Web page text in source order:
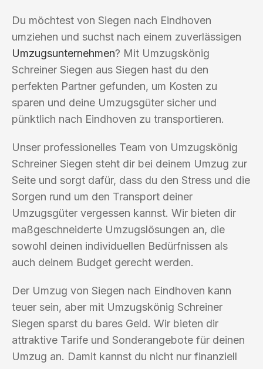
Du möchtest von Siegen nach Eindhoven
umziehen und suchst nach einem zuverlässigen
Umzugsunternehmen? Mit Umzugskönig
Schreiner Siegen aus Siegen hast du den
perfekten Partner gefunden, um Kosten zu
sparen und deine Umzugsgüter sicher und
pünktlich nach Eindhoven zu transportieren.
Unser professionelles Team von Umzugskönig
Schreiner Siegen steht dir bei deinem Umzug zur
Seite und sorgt dafür, dass du den Stress und die
Sorgen rund um den Transport deiner
Umzugsgüter vergessen kannst. Wir bieten dir
maßgeschneiderte Umzugslösungen an, die
sowohl deinen individuellen Bedürfnissen als
auch deinem Budget gerecht werden.
Der Umzug von Siegen nach Eindhoven kann
teuer sein, aber mit Umzugskönig Schreiner
Siegen sparst du bares Geld. Wir bieten dir
attraktive Tarife und Sonderangebote für deinen
Umzug an. Damit kannst du nicht nur finanziell